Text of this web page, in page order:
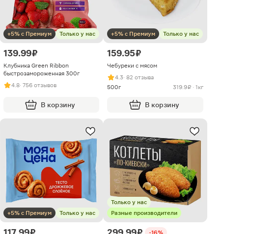
+5% с Премиум Только у нас
139.99 ₽
Клубника Green Ribbon
быстрозамороженная 300г
4.8· 756 отзывов
В корзину
+5% с Премиум Только у нас
159.95 ₽
Чебуреки с мясом
4.3· 82 отзыва
500г
319.9 ₽ · 1кг
В корзину
+5% с Премиум Только у нас
Только у нас
Разные производители
-16%